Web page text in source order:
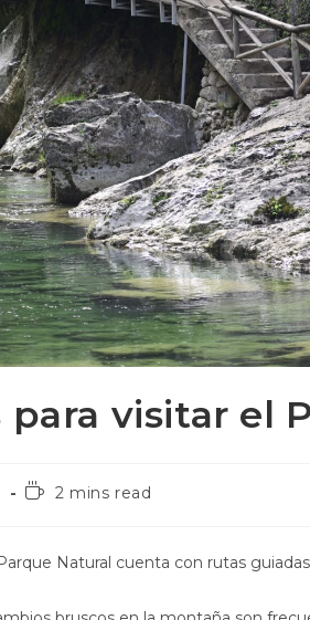
visitar el
2 mins read
Natural cuenta con rutas